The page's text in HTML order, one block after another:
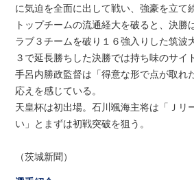
に気迫を全面に出して戦い、強豪を立て
トップチームの流通経大を破ると、決勝
ラブ３チームを破り１６強入りした筑
３で延長勝ちした決勝では持ち味のサイ
手呂内勝政監督は「得意な形で点が取れ
応えを感じている。
天皇杯は初出場。石川颯海主将は「Ｊリ
い」とまずは初戦突破を狙う。
（茨城新聞）